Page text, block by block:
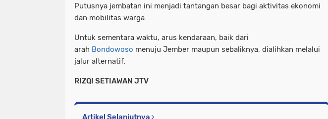
Putusnya jembatan ini menjadi tantangan besar bagi aktivitas ekonomi
dan mobilitas warga.
Untuk sementara waktu, arus kendaraan, baik dari
arah Bondowoso menuju Jember maupun sebaliknya, dialihkan melalui
jalur alternatif.
RIZQI SETIAWAN JTV
Artikel Selanjutnya